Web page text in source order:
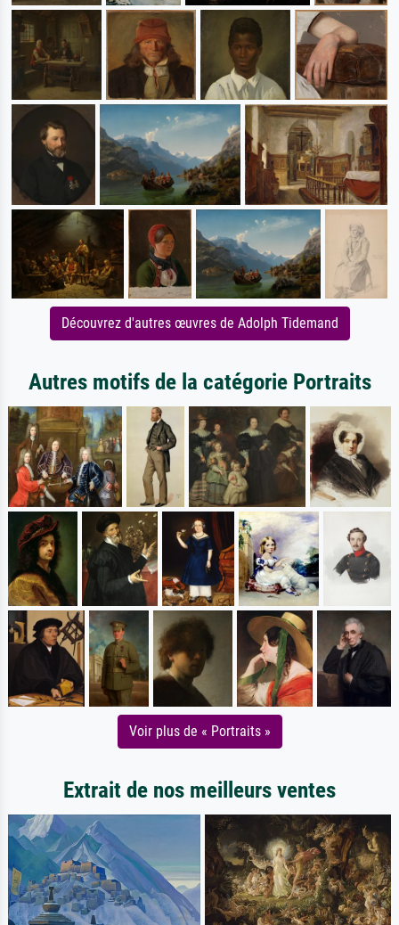
Découvrez d'autres œuvres de Adolph Tidemand
Autres motifs de la catégorie Portraits
Voir plus de « Portraits »
Extrait de nos meilleurs ventes